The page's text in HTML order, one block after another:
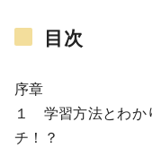
目次
序章
１ 学習方法とわか
チ！？